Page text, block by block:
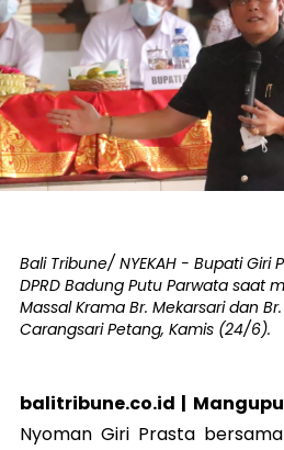
Bali Tribune/ NYEKAH - Bupati Giri
DPRD Badung Putu Parwata saat
Massal Krama Br. Mekarsari dan
Carangsari Petang, Kamis (24/6).
balitribune.co.id |
Nyoman Giri Prasta